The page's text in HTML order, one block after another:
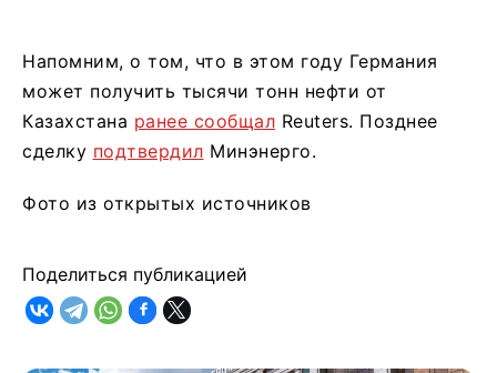
Напомним, о том, что в этом году Германия
может получить тысячи тонн нефти от
Казахстана ранее сообщал Reuters. Позднее
сделку подтвердил Минэнерго.
Фото из открытых источников
Поделиться публикацией